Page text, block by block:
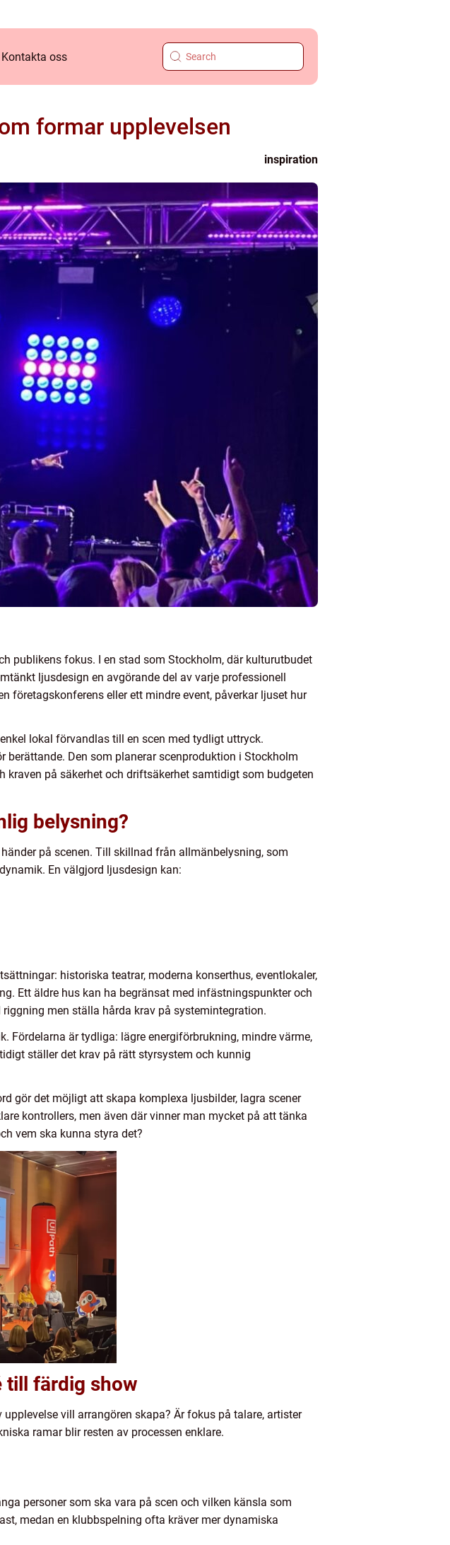
Kontakta oss
formar upplevelsen
inspiration
publikens fokus. I en stad som Stockholm, där kulturutbudet
ljusdesign en avgörande del av varje professionell
företagskonferens eller ett mindre event, påverkar ljuset hur
lokal förvandlas till en scen med tydligt uttryck.
Den som planerar scenproduktion i Stockholm
på säkerhet och driftsäkerhet samtidigt som budgeten
belysning?
på scenen. Till skillnad från allmänbelysning, som
En välgjord ljusdesign kan:
historiska teatrar, moderna konserthus, eventlokaler,
Ett äldre hus kan ha begränsat med infästningspunkter och
men ställa hårda krav på systemintegration.
Fördelarna är tydliga: lägre energiförbrukning, mindre värme,
ställer det krav på rätt styrsystem och kunnig
gör det möjligt att skapa komplexa ljusbilder, lagra scener
kontrollers, men även där vinner man mycket på att tänka
vem ska kunna styra det?
till färdig show
vill arrangören skapa? Är fokus på talare, artister
ramar blir resten av processen enklare.
personer som ska vara på scen och vilken känsla som
medan en klubbspelning ofta kräver mer dynamiska